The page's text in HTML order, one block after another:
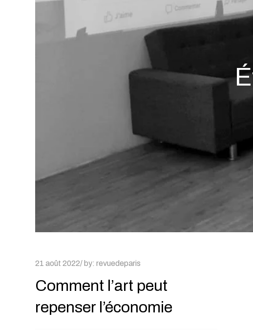
Posted
21 août 2022 by: revuedeparis
Comment l’art peut
repenser l’économie